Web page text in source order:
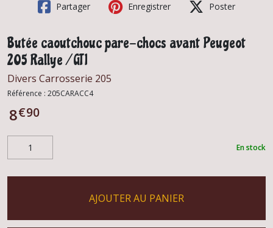
Partager Enregistrer Poster
Butée caoutchouc pare-chocs avant Peugeot
205 Rallye / GTI
Divers Carrosserie 205
Référence : 205CARACC4
8€90
En stock
AJOUTER AU PANIER